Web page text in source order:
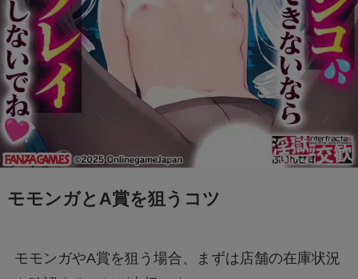
モモンガとA賞を狙うコツ
モモンガやA賞を狙う場合、まずは店舗の在庫状況